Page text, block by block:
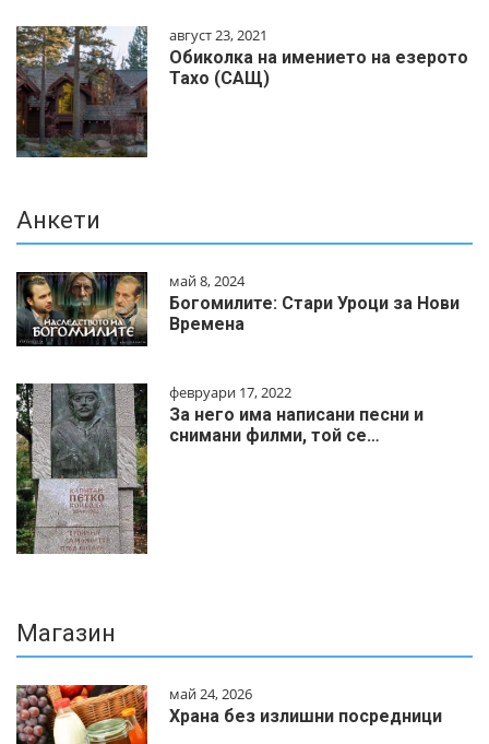
август 23, 2021
Обиколка на имението на езерото
Тахо (САЩ)
Анкети
май 8, 2024
Богомилите: Стари Уроци за Нови
Времена
февруари 17, 2022
За него има написани песни и
снимани филми, той се…
Магазин
май 24, 2026
Храна без излишни посредници